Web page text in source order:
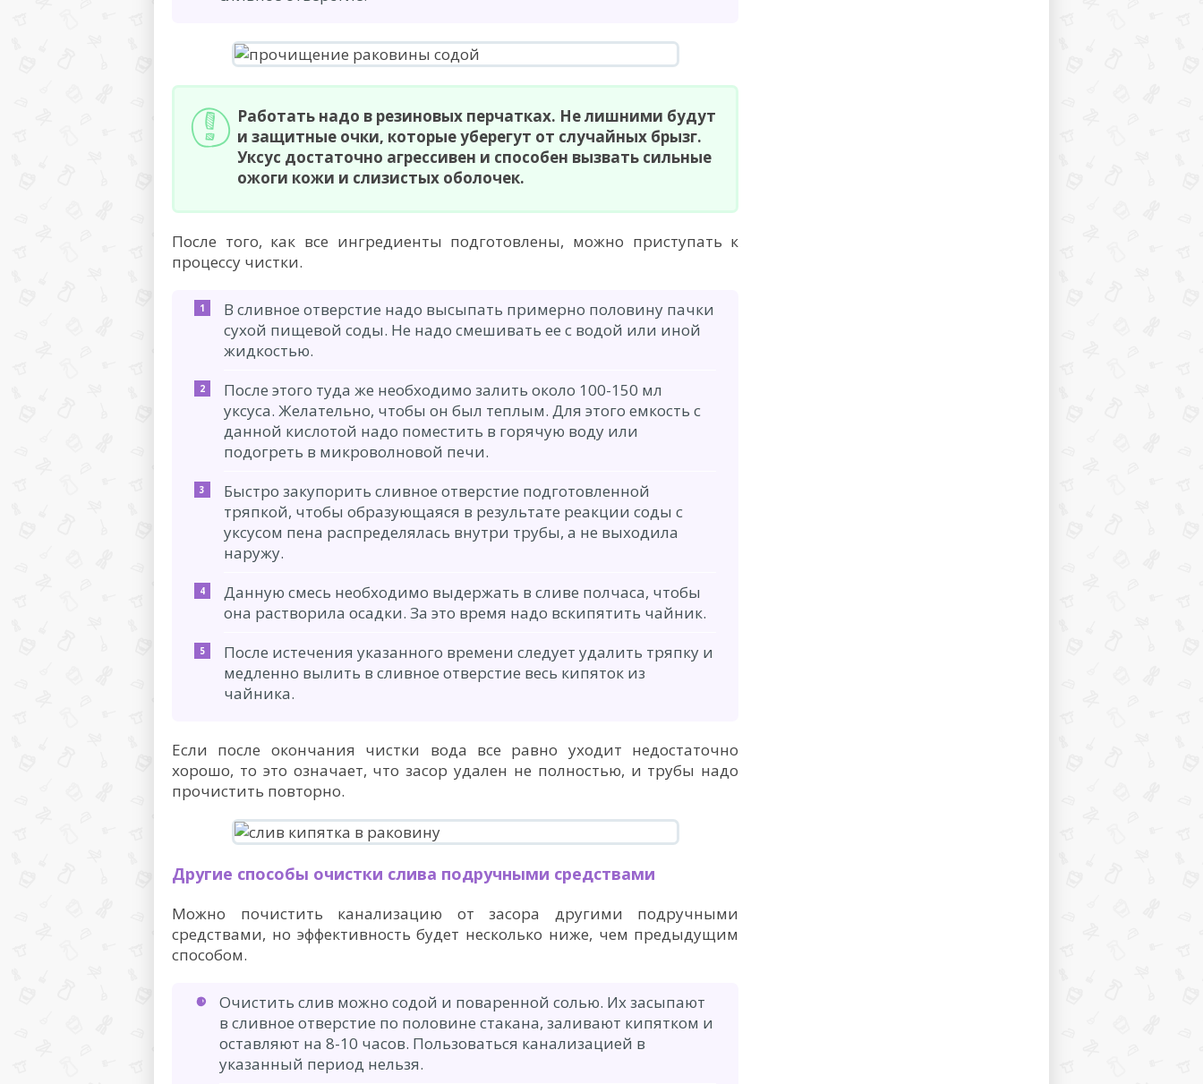
Работать надо в резиновых перчатках. Не лишними будут
и защитные очки, которые уберегут от случайных брызг.
Уксус достаточно агрессивен и способен вызвать сильные
ожоги кожи и слизистых оболочек.
После того, как все ингредиенты подготовлены, можно приступать к
процессу чистки.
В сливное отверстие надо высыпать примерно половину пачки
сухой пищевой соды. Не надо смешивать ее с водой или иной
жидкостью.
После этого туда же необходимо залить около 100-150 мл
уксуса. Желательно, чтобы он был теплым. Для этого емкость с
данной кислотой надо поместить в горячую воду или
подогреть в микроволновой печи.
Быстро закупорить сливное отверстие подготовленной
тряпкой, чтобы образующаяся в результате реакции соды с
уксусом пена распределялась внутри трубы, а не выходила
наружу.
Данную смесь необходимо выдержать в сливе полчаса, чтобы
она растворила осадки. За это время надо вскипятить чайник.
После истечения указанного времени следует удалить тряпку и
медленно вылить в сливное отверстие весь кипяток из
чайника.
Если после окончания чистки вода все равно уходит недостаточно
хорошо, то это означает, что засор удален не полностью, и трубы надо
прочистить повторно.
Другие способы очистки слива подручными средствами
Можно почистить канализацию от засора другими подручными
средствами, но эффективность будет несколько ниже, чем предыдущим
способом.
Очистить слив можно содой и поваренной солью. Их засыпают
в сливное отверстие по половине стакана, заливают кипятком и
оставляют на 8-10 часов. Пользоваться канализацией в
указанный период нельзя.